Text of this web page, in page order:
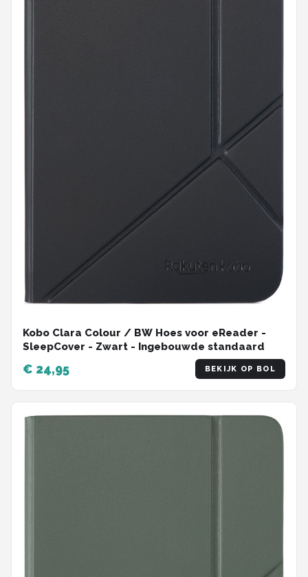
Kobo Clara Colour / BW Hoes voor eReader -
SleepCover - Zwart - Ingebouwde standaard
€ 24,95 BEKIJK OP BOL